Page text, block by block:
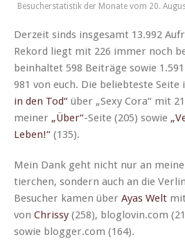
Besuch­er­sta­tis­tik der Monate vom 20.
Derzeit sinds ins­ge­samt 13.992
Reko­rd liegt mit 226 immer noch
bein­hal­tet 598 Beiträge sowie
981 von euch. Die beliebteste Seite
in den Tod“ über „Sexy Cora“ mit
mein­er „Über“-Seite (205) sowie
Leben!“ (135).
Mein Dank geht nicht nur an
tierchen, son­dern auch an die
Besuch­er kamen über Ayas Welt
von Chris­sy (258), bloglovin.com
sowie blogger.com (164).